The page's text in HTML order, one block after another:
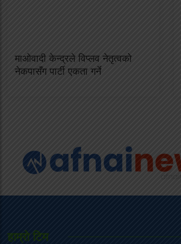
माओवादी केन्द्रले विप्लव नेतृत्वको
नेकपासँग पार्टी एकता गर्ने
हाम्राे टिम